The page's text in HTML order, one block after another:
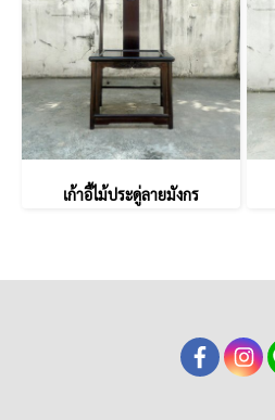
เก้าอี้ไม้ประดู่ลายมังกร